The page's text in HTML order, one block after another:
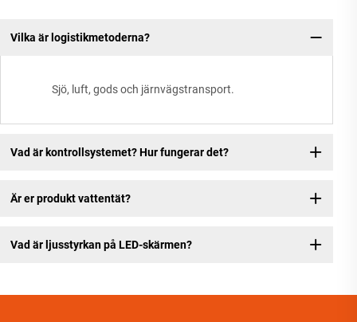
Vilka är logistikmetoderna?
Sjö, luft, gods och järnvägstransport.
Vad är kontrollsystemet? Hur fungerar det?
Är er produkt vattentät?
Vad är ljusstyrkan på LED-skärmen?